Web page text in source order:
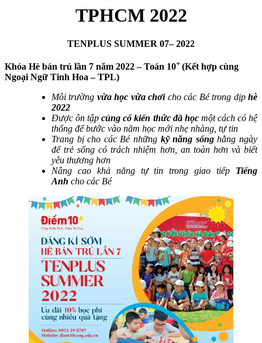
TPHCM 2022
TENPLUS SUMMER 07– 2022
Khóa Hè bán trú lần 7 năm 2022 – Toán 10+ (Kết hợp cùng
Ngoại Ngữ Tinh Hoa – TPL)
Môi trường vừa học vừa chơi cho các Bé trong dịphè
2022
Được ôn tậpcủng cố kiến thức đã họcmột cách có hệ
thống để bước vào năm học mới nhẹ nhàng, tự tin
Trang bị cho các Bé những kỹ năng sốnghằng ngày
để trẻ sống có trách nhiệm hơn, an toàn hơn và biết
yêu thương hơn
Nâng cao khả năng tự tin trong giao tiếp Tiếng
Anh cho các Bé